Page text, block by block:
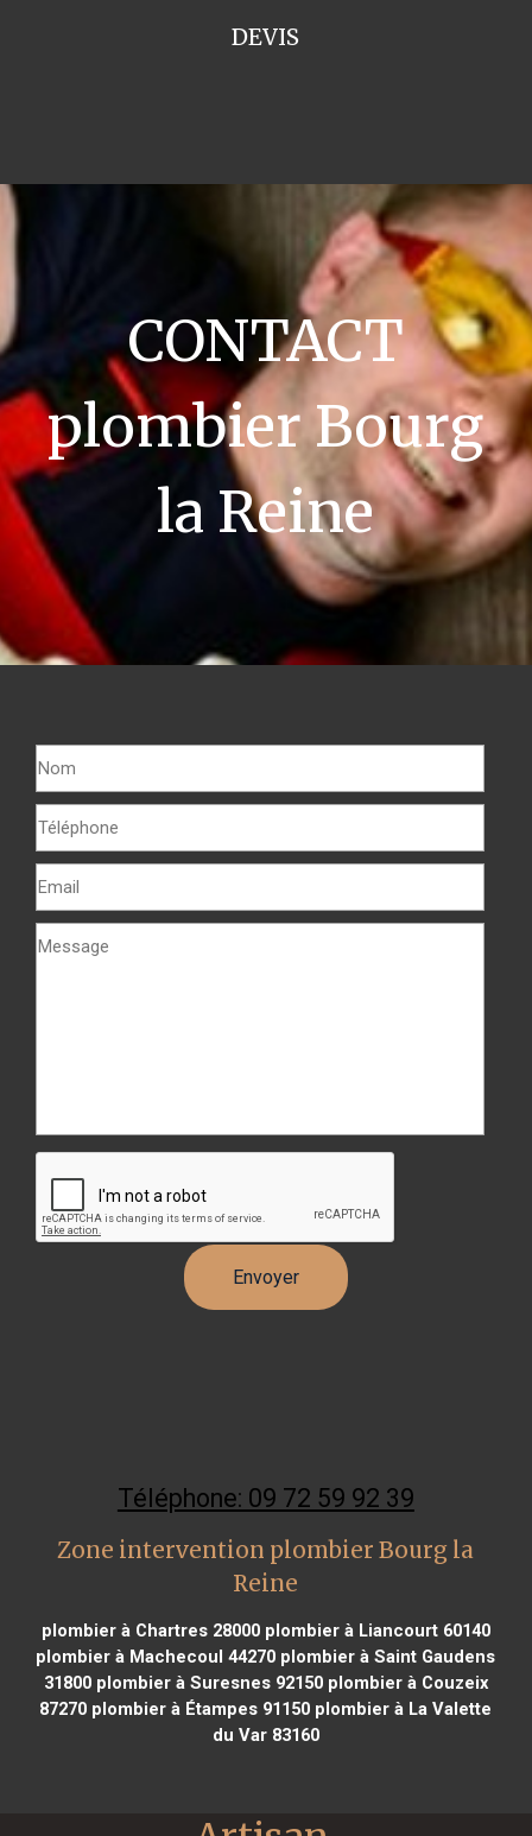
DEVIS
CONTACT
plombier Bourg
la Reine
Téléphone: 09 72 59 92 39
Zone intervention plombier Bourg la
Reine
plombier à Chartres 28000plombier à Liancourt 60140
plombier à Machecoul 44270 plombier à Saint Gaudens
31800plombier à Suresnes 92150plombier à Couzeix
87270 plombier à Étampes 91150 plombier à La Valette
du Var 83160